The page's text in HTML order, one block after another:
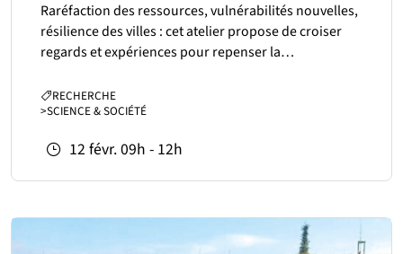
Raréfaction des ressources, vulnérabilités nouvelles,
résilience des villes : cet atelier propose de croiser
regards et expériences pour repenser la…
CATÉGORIES :
RECHERCHE
>SCIENCE & SOCIÉTÉ
12 févr.09h - 12h